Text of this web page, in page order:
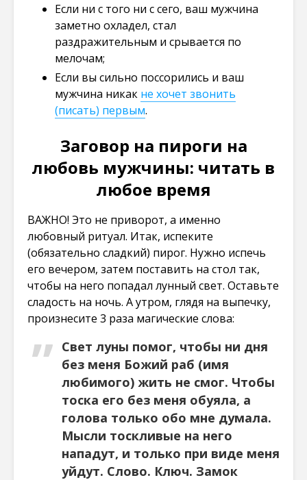
Если ни с того ни с сего, ваш мужчина
заметно охладел, стал
раздражительным и срывается по
мелочам;
Если вы сильно поссорились и ваш
мужчина никак не хочет звонить
(писать) первым.
Заговор на пироги на
любовь мужчины: читать в
любое время
ВАЖНО! Это не приворот, а именно
любовный ритуал. Итак, испеките
(обязательно сладкий) пирог. Нужно испечь
его вечером, затем поставить на стол так,
чтобы на него попадал лунный свет. Оставьте
сладость на ночь. А утром, глядя на выпечку,
произнесите 3 раза магические слова:
Свет луны помог, чтобы ни дня
без меня Божий раб (имя
любимого) жить не смог. Чтобы
тоска его без меня обуяла, а
голова только обо мне думала.
Мысли тоскливые на него
нападут, и только при виде меня
уйдут. Слово. Ключ. Замок